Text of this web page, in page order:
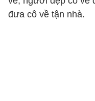
đưa cô về tận nhà.